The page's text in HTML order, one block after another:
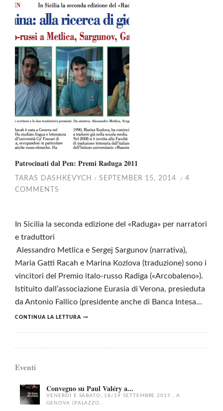
Patrocinati dal Pen: Premi Raduga 2011
TARAS DASHKEVYCH / SEPTEMBER 15, 2014 /
4
COMMENTS
In Sicilia la seconda edizione del «Raduga» per narratori
e traduttori
Alessandro Metlica e Sergej Sargunov (narrativa),
Maria Gatti Racah e Marina Kozlova (traduzione) sono i
vincitori del Premio italo-russo Radiga («Arcobaleno»).
Istituito dall’associazione Eurasia di Verona, presieduta
da Antonio Fallico (presidente anche di Banca Intesa...
CONTINUA LA LETTURA
Eventi
Convegno su Paul Valéry a...
VENERDÌ E SABATO, 18/19 SETTEMBRE 2015 , A
GENOVA (PALAZZO...